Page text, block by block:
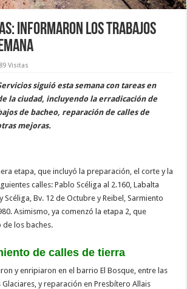
informaron los trabajos
89 Visitas
siguió esta semana con tareas en
la ciudad, incluyendo la erradicación de
de bacheo, reparación de calles de
mejoras.
etapa, que incluyó la preparación, el corte y la
calles: Pablo Scéliga al 2.160, Labalta
Scéliga, Bv. 12 de Octubre y Reibel, Sarmiento
Asimismo, ya comenzó la etapa 2, que
de los baches.
de calles de tierra
y enripiaron en el barrio El Bosque, entre las
Glaciares, y reparación en Presbítero Allais